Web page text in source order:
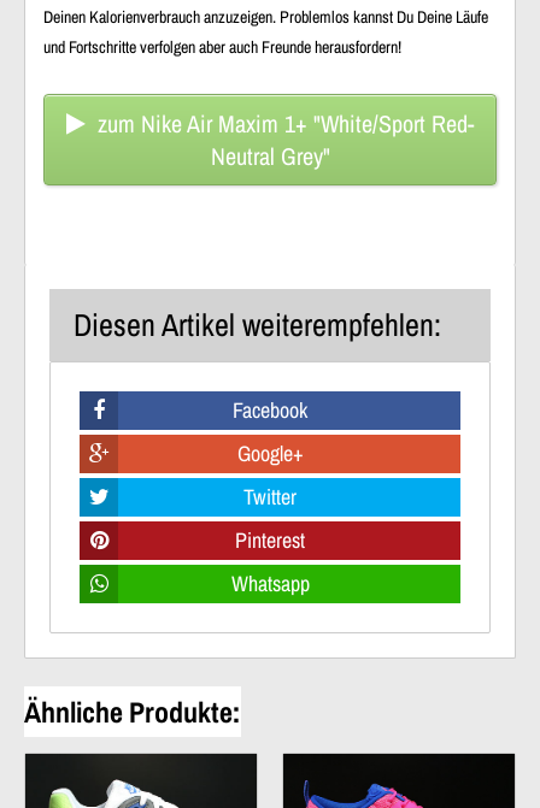
Deinen Kalorienverbrauch anzuzeigen. Problemlos kannst Du Deine Läufe
und Fortschritte verfolgen aber auch Freunde herausfordern!
zum Nike Air Maxim 1+ "White/Sport Red-
Neutral Grey"
Diesen Artikel weiterempfehlen:
Facebook
Google+
Twitter
Pinterest
Whatsapp
Ähnliche Produkte: